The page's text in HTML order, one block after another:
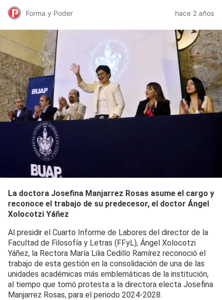
Forma y Poder hace 2 años
La doctora Josefina Manjarrez Rosas asume el cargo y
reconoce el trabajo de su predecesor, el doctor Ángel
Xolocotzi Yáñez
Al presidir el Cuarto Informe de Labores del director de la
Facultad de Filosofía y Letras (FFyL), Ángel Xolocotzi
Yáñez, la Rectora María Lilia Cedillo Ramírez reconoció el
trabajo de esta gestión en la consolidación de una de las
unidades académicas más emblemáticas de la institución,
al tiempo que tomó protesta a la directora electa Josefina
Manjarrez Rosas, para el periodo 2024-2028.